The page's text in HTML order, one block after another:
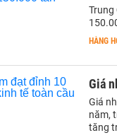
Trung
HÀNG
Giá
Giá
năm,
tăng